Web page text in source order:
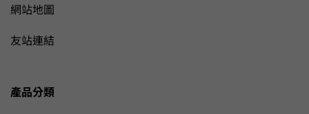
網站地圖
友站連結
產品分類